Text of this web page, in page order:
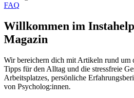
FAQ
Willkommen im
Magazin
Wir bereichern dich mit Artikeln rund um
Tipps für den Alltag und die stressfreie
Arbeitsplatzes, persönliche
von Psycholog:innen.